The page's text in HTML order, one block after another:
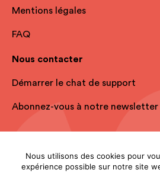
Mentions légales
FAQ
Nous contacter
Démarrer le chat de support
Abonnez-vous à notre newsletter
Nous utilisons des cookies pour
expérience possible sur notre site